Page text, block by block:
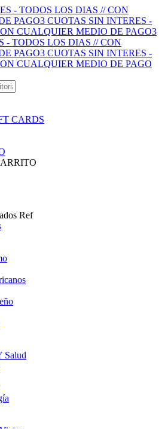
- TODOS LOS DIAS // CON
PAGO3 CUOTAS SIN INTERES -
CUALQUIER MEDIO DE PAGO3
- TODOS LOS DIAS // CON
PAGO3 CUOTAS SIN INTERES -
CUALQUIER MEDIO DE PAGO
CARDS
Ref
Salud